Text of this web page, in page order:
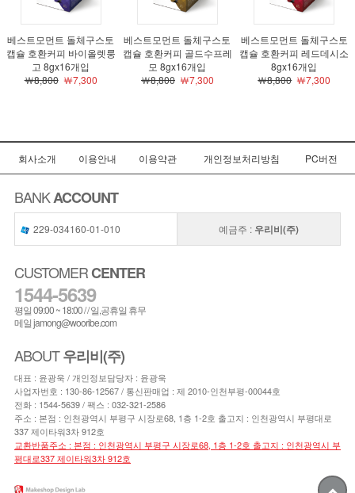
베스트모먼트 돌체구스토
캡슐 호환커피 바이올렛룽
고 8gx16개입
￦8,800￦7,300
베스트모먼트 돌체구스토
캡슐 호환커피 골드수프레
모 8gx16개입
￦8,800￦7,300
베스트모먼트 돌체구스토
캡슐 호환커피 레드데시소
8gx16개입
￦8,800￦7,300
회사소개 이용안내 이용약관 개인정보처리방침 PC버전
BANKACCOUNT
229-034160-01-010 예금주 : 우리비(주)
CUSTOMERCENTER
1544-5639
평일 09:00 ~ 18:00 / / 일,공휴일 휴무
메일 jamong@wooribe.com
ABOUT우리비(주)
대표 : 윤광욱 / 개인정보담당자 : 윤광욱
사업자번호 : 130-86-12567 / 통신판매업 : 제 2010-인천부평-00044호
전화 : 1544-5639/ 팩스 : 032-321-2586
주소 : 본점 : 인천광역시 부평구 시장로68, 1층 1-2호 출고지 : 인천광역시 부평대로
337 제이타워3차 912호
교환반품주소 : 본점 : 인천광역시 부평구 시장로68, 1층 1-2호 출고지 : 인천광역시 부
평대로337 제이타워3차 912호